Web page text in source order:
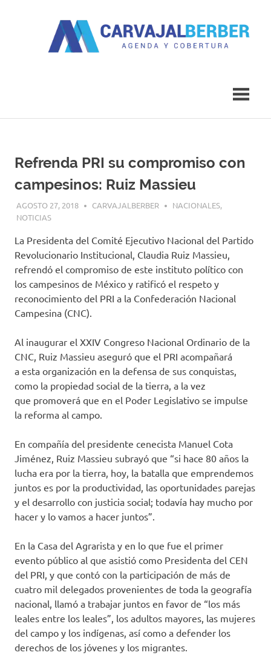
Refrenda PRI su compromiso con
campesinos: Ruiz Massieu
AGOSTO 27, 2018 CARVAJALBERBER NACIONALES,
NOTICIAS
L a Presidenta del Comité Ejecutivo Nacional del Partido
Revolucionario Institucional, Claudia Ruiz Massieu,
refrendó el compromiso de este instituto político con
los campesinos de México y ratificó el respeto y
reconocimiento del PRI a la Confederación Nacional
Campesina (CNC).
Al inaugurar el XXIV Congreso Nacional Ordinario de la
CNC, Ruiz Massieu aseguró que el PRI acompañará
a esta organización en la defensa de sus conquistas,
como la propiedad social de la tierra, a la vez
que promoverá que en el Poder Legislativo se impulse
la reforma al campo.
En compañía del presidente cenecista Manuel Cota
Jiménez, Ruiz Massieu subrayó que “si hace 80 años la
lucha era por la tierra, hoy, la batalla que emprendemos
juntos es por la productividad, las oportunidades parejas
y el desarrollo con justicia social; todavía hay mucho por
hacer y lo vamos a hacer juntos”.
En la Casa del Agrarista y en lo que fue el primer
evento público al que asistió como Presidenta del CEN
del PRI, y que contó con la participación de más de
cuatro mil delegados provenientes de toda la geografía
nacional, llamó a trabajar juntos en favor de “los más
leales entre los leales”, los adultos mayores, las mujeres
del campo y los indígenas, así como a defender los
derechos de los jóvenes y los migrantes.